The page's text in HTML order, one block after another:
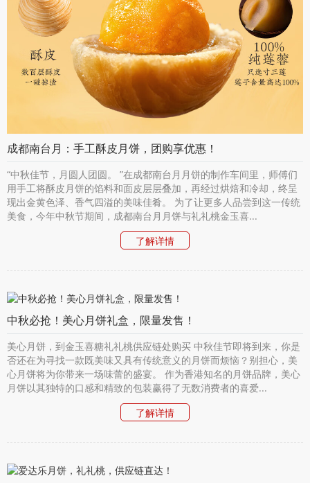
成都南台月：手工酥皮月饼，团购享优惠！
“中秋佳节，月圆人团圆。 ”在成都南台月月饼的制作车间里，师傅们
用手工将酥皮月饼的馅料和面皮层层叠加，再经过烘焙和冷却，终呈
现出金黄色泽、香气四溢的美味佳肴。 为了让更多人品尝到这一传统
美食，今年中秋节期间，成都南台月月饼与礼礼桃金玉喜...
了解详情
中秋必抢！美心月饼礼盒，限量发售！
美心月饼，到金玉喜糖礼礼桃供应链处购买 中秋佳节即将到来，你是
否还在为寻找一款既美味又具有传统意义的月饼而烦恼？别担心，美
心月饼将为你带来一场味蕾的盛宴。 作为香港知名的月饼品牌，美心
月饼以其独特的口感和精致的包装赢得了无数消费者的喜爱...
了解详情